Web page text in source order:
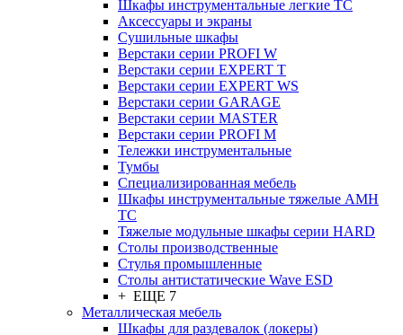
Шкафы инструментальные легкие ТС
Аксессуары и экраны
Cушильные шкафы
Верстаки серии PROFI W
Верстаки серии EXPERT T
Верстаки серии EXPERT WS
Верстаки серии GARAGE
Верстаки серии MASTER
Верстаки серии PROFI M
Тележки инструментальные
Тумбы
Cпециализированная мебель
Шкафы инструментальные тяжелые AMH
TC
Тяжелые модульные шкафы серии HARD
Столы производственные
Стулья промышленные
Столы антистатические Wave ESD
+ ЕЩЕ 7
Металлическая мебель
Шкафы для раздевалок (локеры)